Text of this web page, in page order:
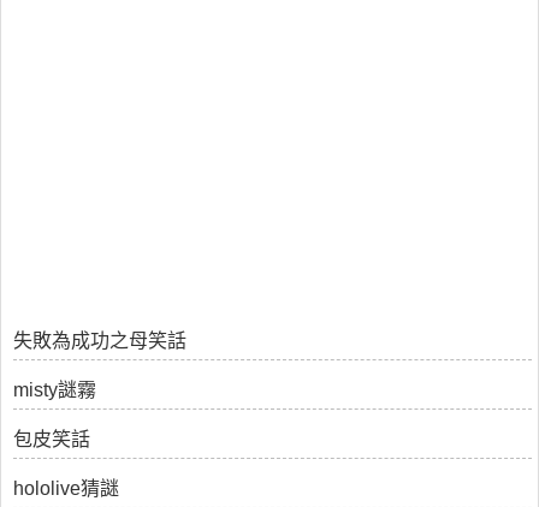
失敗為成功之母笑話
misty謎霧
包皮笑話
hololive猜謎